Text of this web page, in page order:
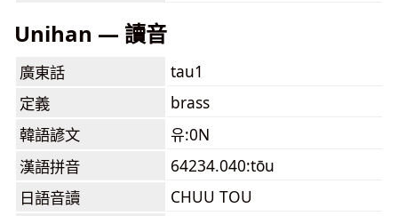
Unihan — 讀音
廣東話
tau1
定義
brass
韓語諺文
유:0N
漢語拼音
64234.040:tōu
日語音讀
CHUU TOU